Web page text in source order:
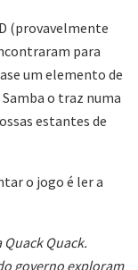
(provavelmente
para
um elemento de
o traz numa
estantes de
o jogo é ler a
Quack.
governo exploram